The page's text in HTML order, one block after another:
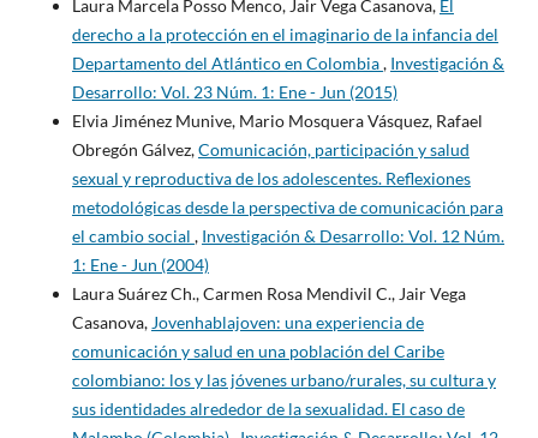
Laura Marcela Posso Menco, Jair Vega Casanova, El
derecho a la protección en el imaginario de la infancia del
Departamento del Atlántico en Colombia, Investigación &
Desarrollo: Vol. 23 Núm. 1: Ene - Jun (2015)
Elvia Jiménez Munive, Mario Mosquera Vásquez, Rafael
Obregón Gálvez,Comunicación, participación y salud
sexual y reproductiva de los adolescentes. Reflexiones
metodológicas desde la perspectiva de comunicación para
el cambio social , Investigación & Desarrollo: Vol. 12 Núm.
1: Ene - Jun (2004)
Laura Suárez Ch., Carmen Rosa Mendivil C., Jair Vega
Casanova, Jovenhablajoven: una experiencia de
comunicación y salud en una población del Caribe
colombiano: los y las jóvenes urbano/rurales, su cultura y
sus identidades alrededor de la sexualidad. El caso de